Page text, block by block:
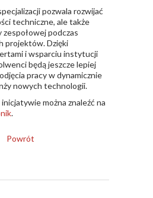
pozwala rozwijać
techniczne, ale także
podczas
projektów. Dzięki
i wsparciu instytucji
będą jeszcze lepiej
pracy w dynamicznie
nowych technologii.
można znaleźć na
.
Powrót